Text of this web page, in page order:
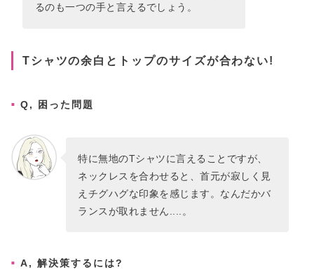
るのも一つの手と言えるでしょう。
Tシャツの余白とトップのサイズが合わない!
Q, 困った問題
特に無地のTシャツに言えることですが、
ネックレスを合わせると、首元が寂しく見
えチグハグな印象を感じます。なんだかバ
ランスが取れません....。
A, 解決策するには?